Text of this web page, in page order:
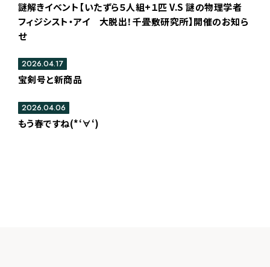
謎解きイベント【いたずら５人組+１匹 V.S 謎の物理学者
フィジシスト・アイ 大脱出！千畳敷研究所】開催のお知ら
せ
宝剣号と新商品
2026.04.17
もう春ですね(*‘∀‘)
2026.04.06